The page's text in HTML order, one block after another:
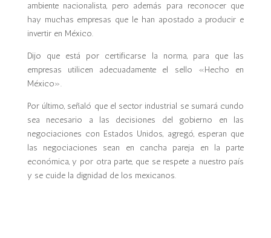
ambiente nacionalista, pero además para reconocer que
hay muchas empresas que le han apostado a producir e
invertir en México.
Dijo que está por certificarse la norma, para que las
empresas utilicen adecuadamente el sello «Hecho en
México».
Por último, señaló que el sector industrial se sumará cundo
sea necesario a las decisiones del gobierno en las
negociaciones con Estados Unidos, agregó, esperan que
las negociaciones sean en cancha pareja en la parte
económica, y por otra parte, que se respete a nuestro país
y se cuide la dignidad de los mexicanos.